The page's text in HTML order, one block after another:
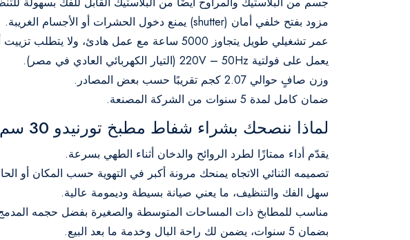
مزود بفتح خلفي أمان (shutter) يمنع دخول الحشرات أو الأجسام الغريبة.
عمر تشغيلي طويل يتجاوز 5000 ساعة مع عمل هادئ، ولا يتطلب تزييت أو صيانة دورية.
يعمل على فولتية 220V – 50Hz (التيار الكهربائي العادي في مصر).
وزن صافٍ حوالي 2.07 كجم تقريبًا حسب بعض المصادر.
ضمان كامل لمدة 5 سنوات من الشركة المصنعة.
لماذا ننصحك بشراء شفاط مطبخ تورنيدو 30 سم؟
يقدّم أداء ممتازًا لطرد الروائح والدخان أثناء الطهي بسرعة.
تصميمه الثنائي الاتجاه يمنحك مرونة أكبر في التهوية حسب المكان أو
سهل الفك والتنظيف، ما يعني صيانة بسيطة وديمومة عالية.
مناسب للمطابخ ذات المساحات المتوسطة والصغيرة بفضل حجمه
بضمان 5 سنوات، يضمن لك راحة البال وخدمة ما بعد البيع.